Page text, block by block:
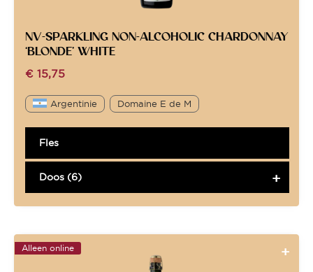
NV-SPARKLING NON-ALCOHOLIC CHARDONNAY
‘BLONDE’ WHITE
€ 15,75
Argentinie Domaine E de M
Fles
Doos (6)
Alleen online